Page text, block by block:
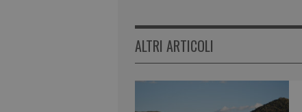
ALTRI ARTICOLI